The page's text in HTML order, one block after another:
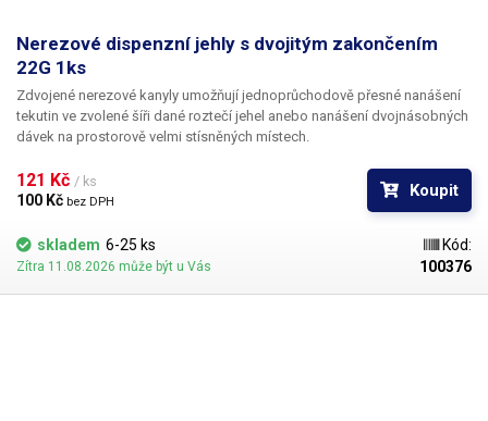
Nerezové dispenzní jehly s dvojitým zakončením
22G 1ks
Zdvojené nerezové kanyly umožňují jednoprůchodově přesné nanášení
tekutin ve zvolené šíři dané roztečí jehel anebo nanášení dvojnásobných
dávek na prostorově velmi stísněných místech.
121 Kč / ks
100 Kč bez DPH
Koupit
skladem 6-25 ks
Zítra 11.08.2026 může být u Vás
Kód:
100376